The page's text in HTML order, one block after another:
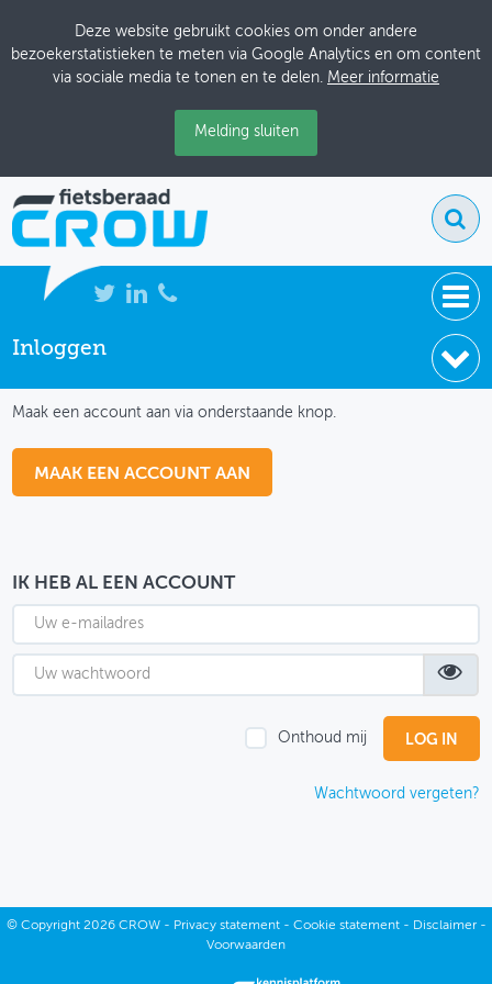
Deze website gebruikt cookies om onder andere
bezoekerstatistieken te meten via Google Analytics en om content
via sociale media te tonen en te delen. Meer informatie
Melding sluiten
NIEUWS
THEMASITES
MIJN PROFIEL
GEBRUIKER
Inloggen
Maak een account aan via onderstaande knop.
MAAK EEN ACCOUNT AAN
IK HEB AL EEN ACCOUNT
Onthoud mij
Wachtwoord vergeten?
© Copyright2026 CROW - Privacy statement- Cookie statement- Disclaimer-
Voorwaarden